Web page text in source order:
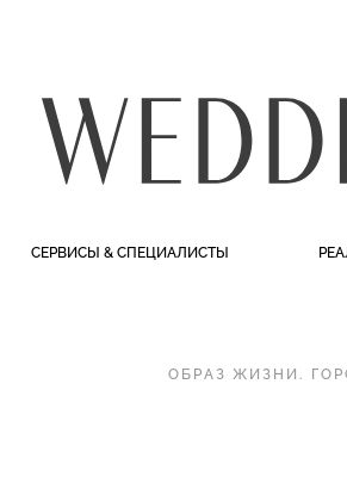
СЕРВИСЫ & СПЕЦИАЛИСТЫ
ОБРАЗ ЖИЗНИ .